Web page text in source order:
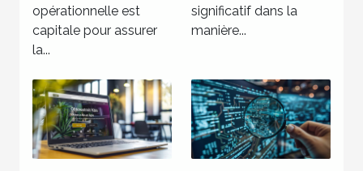
opérationnelle est
capitale pour assurer
la...
significatif dans la
manière...